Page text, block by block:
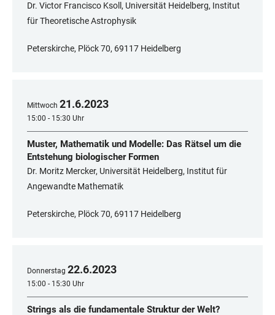
Dr. Victor Francisco Ksoll, Universität Heidelberg, Institut
für Theoretische Astrophysik
Peterskirche, Plöck 70, 69117 Heidelberg
Mittwoch 21.6.2023
15:00 - 15:30 Uhr
Muster, Mathematik und Modelle: Das Rätsel um die
Entstehung biologischer Formen
Dr. Moritz Mercker, Universität Heidelberg, Institut für
Angewandte Mathematik
Peterskirche, Plöck 70, 69117 Heidelberg
Donnerstag 22.6.2023
15:00 - 15:30 Uhr
Strings als die fundamentale Struktur der Welt?